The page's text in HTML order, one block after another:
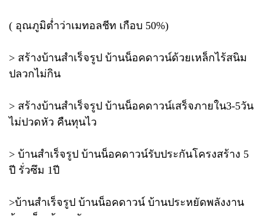
( อุณภูมิต่ำว่าเมทอลชีท เกือบ 50%)
> สร้างบ้านสำเร็จรูป บ้านน็อคดาวน์ด้วยเหล็กไร้สนิม
ปลวกไม่กิน
> สร้างบ้านสำเร็จรูป บ้านน็อคดาวน์เสร็จภายใน3-5วัน
ไม่ปวดหัว คืนทุนไว
> บ้านสำเร็จรูป บ้านน็อคดาวน์รับประกันโครงสร้าง 5
ปี รั่วซึม 1ปี
>บ้านสำเร็จรูป บ้านน็อคดาวน์ บ้านประหยัดพลังงาน